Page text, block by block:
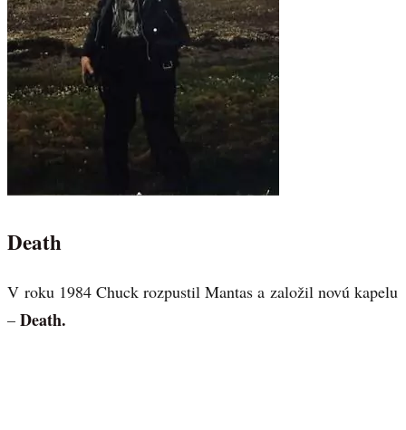
Death
V roku 1984 Chuck rozpustil Mantas a založil novú kapelu
– Death.